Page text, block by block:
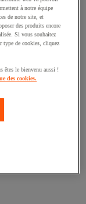
à notre équipe
de notre site, et
des produits encore
Si vous souhaitez
type de cookies, cliquez
êtes le bienvenu aussi !
des cookies.